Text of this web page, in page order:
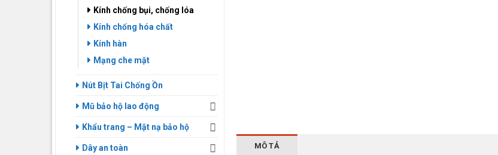
Kính chống bụi, chống lóa
Kính chống hóa chất
Kính hàn
Mạng che mặt
Nút Bịt Tai Chống Ồn
Mũ bảo hộ lao động
Khẩu trang – Mặt nạ bảo hộ
Dây an toàn MÔ TẢ